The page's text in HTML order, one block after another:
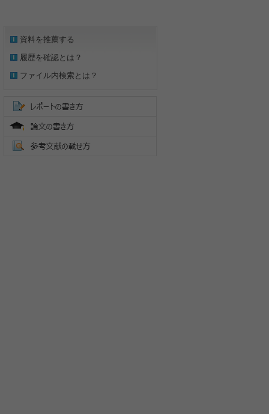
資料を推薦する
履歴を確認とは？
ファイル内検索とは？